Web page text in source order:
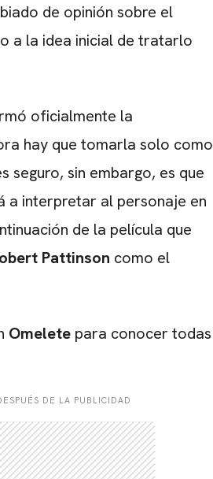
de opinión sobre el
a la idea inicial de tratarlo
oficialmente la
hay que tomarla solo como
seguro, sin embargo, es que
a interpretar al personaje en
de la película que
Pattinson como el
Omelete para conocer todas
DE LA PUBLICIDAD